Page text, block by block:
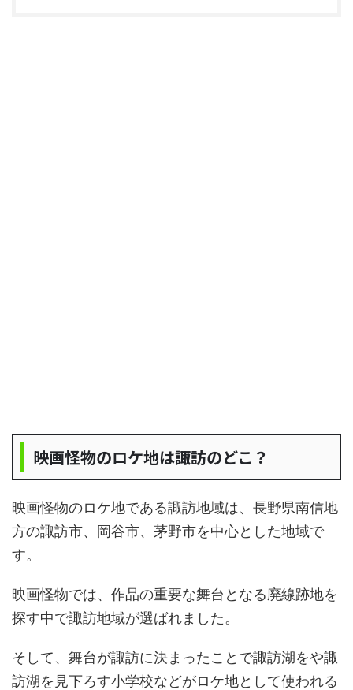
映画怪物のロケ地は諏訪のどこ？
映画怪物のロケ地である諏訪地域は、長野県南信地
方の諏訪市、岡谷市、茅野市を中心とした地域で
す。
映画怪物では、作品の重要な舞台となる廃線跡地を
探す中で諏訪地域が選ばれました。
そして、舞台が諏訪に決まったことで諏訪湖をや諏
訪湖を見下ろす小学校などがロケ地として使われる